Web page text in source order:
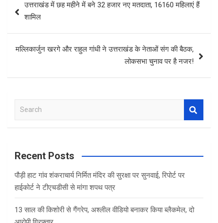
navigation
उत्तराखंड में छह महीने में बने 32 हजार नए मतदाता, 16160 महिलाएं हैं
शामिल
मल्लिकार्जुन खरगे और राहुल गांधी ने उत्तराखंड के नेताओं संग की बैठक,
लोकसभा चुनाव पर है नजर!
a
c
Recent Posts
पौड़ी हाट गांव शंकराचार्य निर्मित मंदिर की सुरक्षा पर सुनवाई, रिपोर्ट पर
हाईकोर्ट ने टीएचडीसी से मांगा शपथ पत्र
13 साल की किशोरी से गैंगरेप, अश्लील वीडियो बनाकर किया ब्लैकमेल, दो